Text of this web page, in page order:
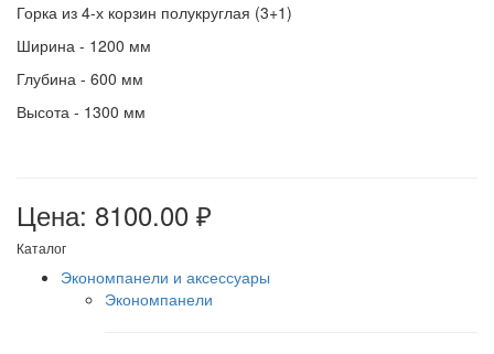
Горка из 4-х корзин полукруглая (3+1)
Ширина - 1200 мм
Глубина - 600 мм
Высота - 1300 мм
Цена: 8100.00 ₽
Каталог
Экономпанели и аксессуары
Экономпанели